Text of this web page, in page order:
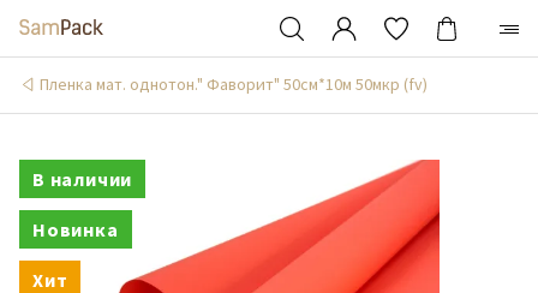
Пленка мат. однотон." Фаворит" 50см*10м 50мкр (fv)
В наличии
Новинка
Хит